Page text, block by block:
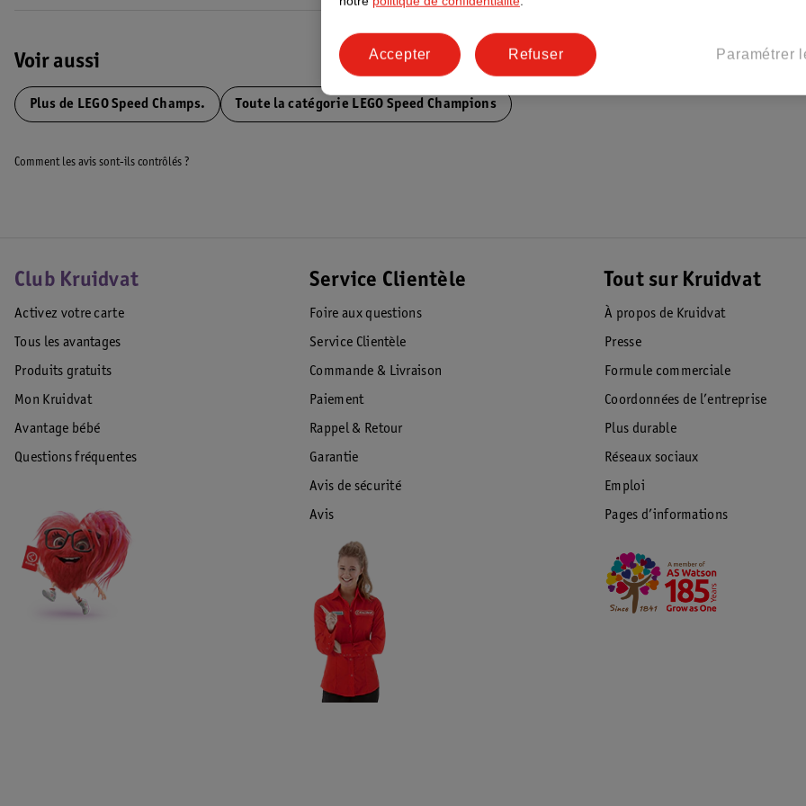
Voir aussi
Plus de LEGO Speed Champs. Toute la catégorie LEGO Speed Champions
Comment les avis sont-ils contrôlés ?
Club Kruidvat
Activez votre carte
Tous les avantages
Produits gratuits
Mon Kruidvat
Avantage bébé
Questions fréquentes
Service Clientèle
Foire aux questions
Service Clientèle
Commande & Livraison
Paiement
Rappel & Retour
Garantie
Avis de sécurité
Avis
Tout sur Kruidvat
À propos de Kruidvat
Presse
Formule commerciale
Coordonnées de l’entreprise
Plus durable
Réseaux sociaux
Emploi
Pages d’informations
Paramétrer
Refuser
Accepter